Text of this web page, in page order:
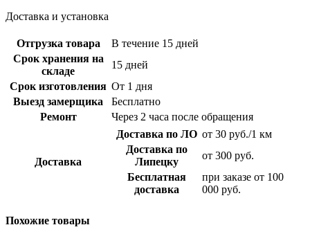
Доставка и установка
Отгрузка товара
В течение 15 дней
Срок хранения на
складе
15 дней
Срок изготовления От 1 дня
Выезд замерщика
Бесплатно
Ремонт
Через 2 часа после обращения
Доставка
Доставка по ЛО от 30 руб./1 км
Доставка по
Липецку
от 300 руб.
Бесплатная
доставка
при заказе от 100
000 руб.
Похожие товары